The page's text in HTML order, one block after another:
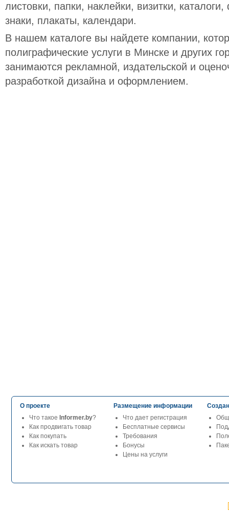
листовки, папки, наклейки, визитки,
знаки, плакаты, календари.
В нашем каталоге вы найдете компании,
полиграфические услуги в Минске и других
занимаются рекламной, издательской и
разработкой дизайна и оформлением.
О проекте
Что такое Informer.by?
Как продвигать товар
Как покупать
Как искать товар
Размещение информации
Что дает регистрация
Бесплатные сервисы
Требования
Бонусы
Цены на услуги